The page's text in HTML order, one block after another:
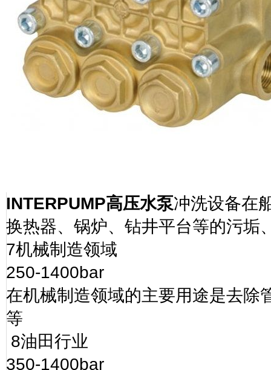
INTERPUMP高压水泵冲洗设备在
换热器、锅炉、钻井平台等的污垢
7机械制造领域
250-1400bar
在机械制造领域的主要用途是去除
等
8油田行业
350-1400bar